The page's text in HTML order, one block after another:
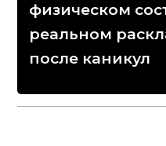
физическом
реальном
после каникул